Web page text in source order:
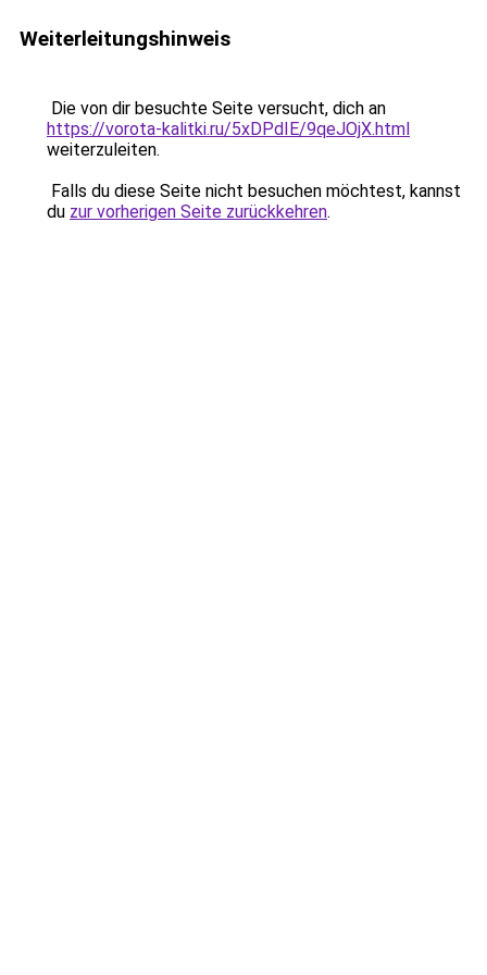
Weiterleitungshinweis
Die von dir besuchte Seite versucht, dich an
https://vorota-kalitki.ru/5xDPdIE/9qeJOjX.html
weiterzuleiten.
Falls du diese Seite nicht besuchen möchtest, kannst
du zur vorherigen Seite zurückkehren.